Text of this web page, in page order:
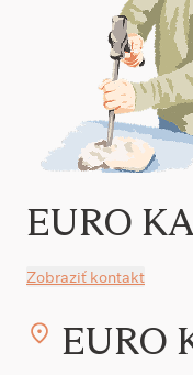
EURO
Zobraziť kontakt
EURO